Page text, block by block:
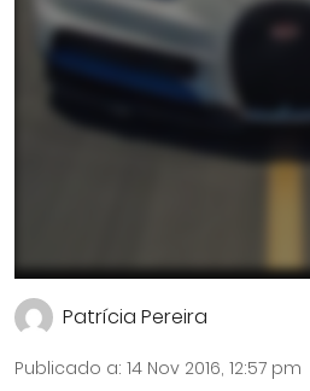
Patrícia Pereira
Publicado a: 14 Nov 2016, 12:57 pm